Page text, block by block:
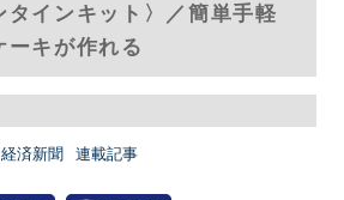
タインキット〉／簡単手軽
ーキが作れる
済新聞 連載記事